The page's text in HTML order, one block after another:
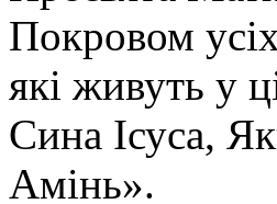
Покровом
які живуть у
Сина Ісуса,
Амінь».